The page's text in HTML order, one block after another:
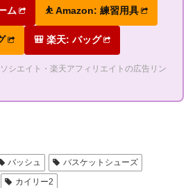
ム ⛹ Amazon: 練習用具
🎒 楽天: バッグ
シエイト・楽天アフィリエイトの広告リン
バッシュ
バスケットシューズ
カイリー2